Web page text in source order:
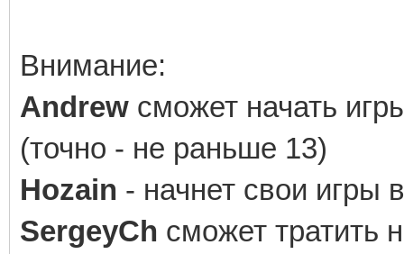
Внимание:
Andrew сможет начать
(точно - не раньше 13)
Hozain - начнет свои игры
SergeyCh сможет тратить